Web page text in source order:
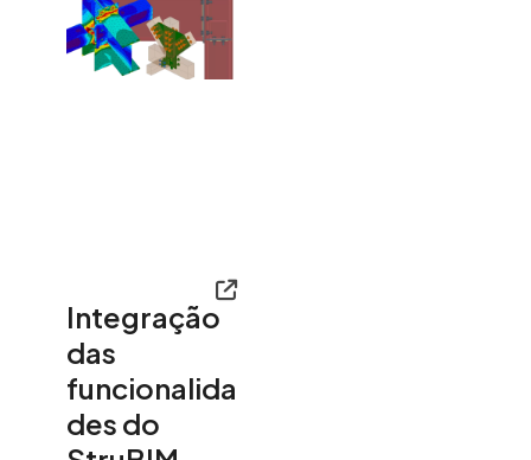
Integração
das
funcionalida
des do